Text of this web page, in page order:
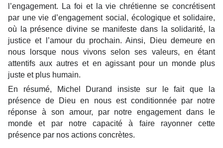
l’engagement. La foi et la vie chrétienne se concrétisent
par une vie d’engagement social, écologique et solidaire,
où la présence divine se manifeste dans la solidarité, la
justice et l’amour du prochain. Ainsi, Dieu demeure en
nous lorsque nous vivons selon ses valeurs, en étant
attentifs aux autres et en agissant pour un monde plus
juste et plus humain.
En résumé, Michel Durand insiste sur le fait que la
présence de Dieu en nous est conditionnée par notre
réponse à son amour, par notre engagement dans le
monde et par notre capacité à faire rayonner cette
présence par nos actions concrètes.